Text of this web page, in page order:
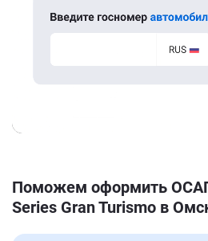
Поможем оформить
Series Gran Turismo в